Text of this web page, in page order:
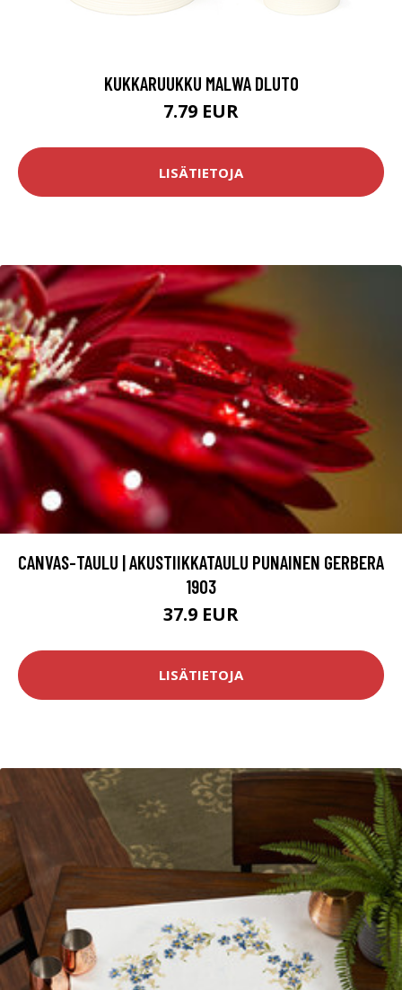
KUKKARUUKKU MALWA DLUTO
7.79 EUR
LISÄTIETOJA
CANVAS-TAULU | AKUSTIIKKATAULU PUNAINEN GERBERA
1903
37.9 EUR
LISÄTIETOJA